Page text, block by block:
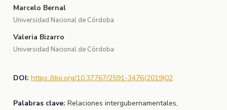
Marcelo Bernal
Universidad Nacional de Córdoba
Valeria Bizarro
Universidad Nacional de Córdoba
DOI: https://doi.org/10.37767/2591-3476(2019)02
Palabras clave: Relaciones intergubernamentales,